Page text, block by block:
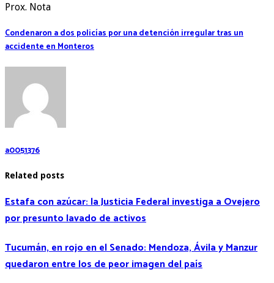
Prox. Nota
Condenaron a dos policías por una detención irregular tras un
accidente en Monteros
a0051376
Related posts
Estafa con azúcar: la Justicia Federal investiga a Ovejero
por presunto lavado de activos
Tucumán, en rojo en el Senado: Mendoza, Ávila y Manzur
quedaron entre los de peor imagen del país